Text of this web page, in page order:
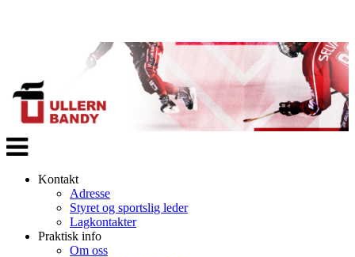
Veksle
navigasjon
Kontakt
Adresse
Styret og sportslig leder
Lagkontakter
Praktisk info
Om oss